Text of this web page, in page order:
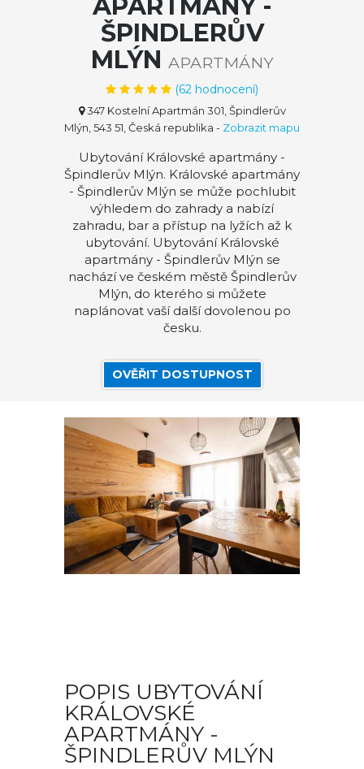
APARTMÁNY -
ŠPINDLERŮV
MLÝN APARTMÁNY
(62 hodnocení)
347 Kostelní Apartmán 301, Špindlerův
Mlýn, 543 51, Česká republika - Zobrazit mapu
Ubytování Královské apartmány -
Špindlerův Mlýn. Královské apartmány
- Špindlerův Mlýn se může pochlubit
výhledem do zahrady a nabízí
zahradu, bar a přístup na lyžích až k
ubytování. Ubytování Královské
apartmány - Špindlerův Mlýn se
nachází ve českém městě Špindlerův
Mlýn, do kterého si můžete
naplánovat vaší další dovolenou po
česku.
OVĚŘIT DOSTUPNOST
POPIS UBYTOVÁNÍ
KRÁLOVSKÉ
APARTMÁNY -
ŠPINDLERŮV MLÝN